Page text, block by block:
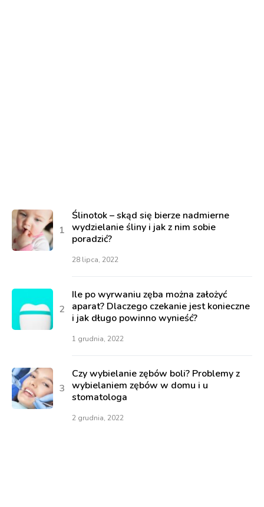
Ślinotok – skąd się bierze nadmierne
wydzielanie śliny i jak z nim sobie
poradzić?
28 lipca, 2022
Ile po wyrwaniu zęba można założyć
aparat? Dlaczego czekanie jest konieczne
i jak długo powinno wynieść?
1 grudnia, 2022
Czy wybielanie zębów boli? Problemy z
wybielaniem zębów w domu i u
stomatologa
2 grudnia, 2022